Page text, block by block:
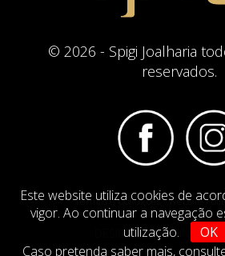
Este website utiliza cookies de
vigor. Ao continuar a navegação
utilização.
OK
Caso pretenda saber mais,
© 2026 - Spigi Joalharia
reservados.
Termos e Condições Website
DESIGN BY